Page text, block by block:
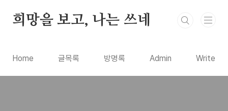
희망을 보고, 나는 쓰네
Home 글목록 방명록 Admin Write